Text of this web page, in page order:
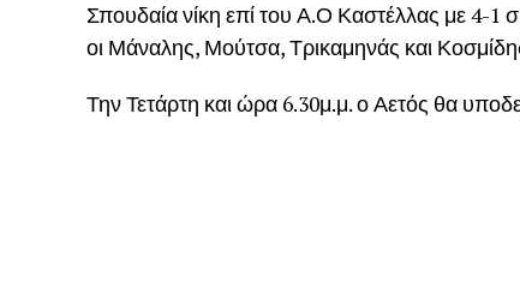
Σπουδαία νίκη επί του Α.Ο Καστέλλας με 4-1
οι Μάναλης, Μούτσα, Τρικαμηνάς και
Την Τετάρτη και ώρα 6.30μ.μ. ο Αετός θα